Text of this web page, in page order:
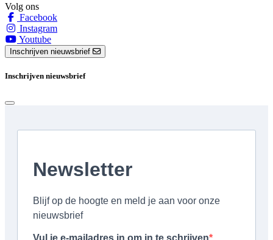
Volg ons
Facebook
Instagram
Youtube
Inschrijven nieuwsbrief
Inschrijven nieuwsbrief